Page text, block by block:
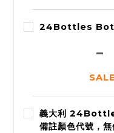
24Bottles
義大利
備註顏色代號，